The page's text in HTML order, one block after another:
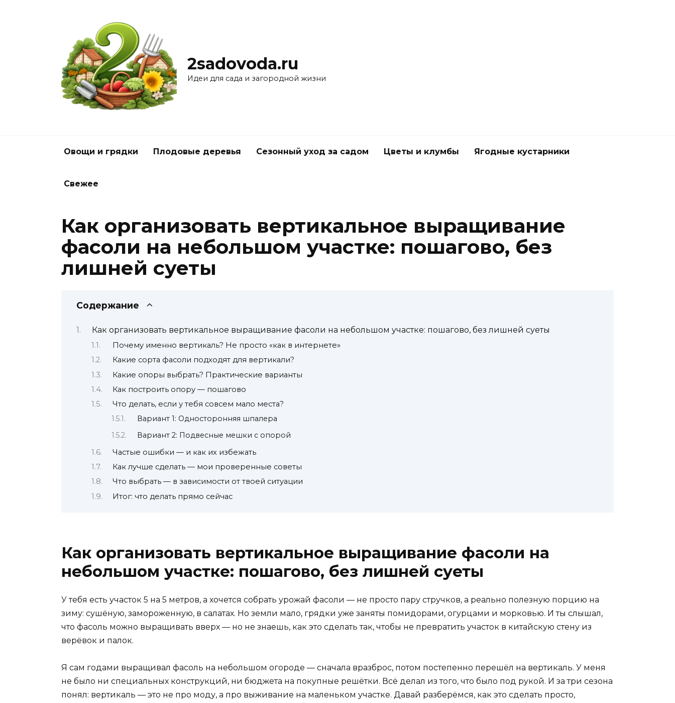
2sadovoda.ru
Идеи для сада и загородной жизни
Овощи и грядки Плодовые деревья Сезонный уход за садом Цветы и клумбы Ягодные кустарники
Свежее
Как организовать вертикальное выращивание
фасоли на небольшом участке: пошагово, без
лишней суеты
Содержание
Как организовать вертикальное выращивание фасоли на небольшом участке: пошагово, без лишней суеты
Почему именно вертикаль? Не просто «как в интернете»
Какие сорта фасоли подходят для вертикали?
Какие опоры выбрать? Практические варианты
Как построить опору — пошагово
Что делать, если у тебя совсем мало места?
Вариант 1: Односторонняя шпалера
Вариант 2: Подвесные мешки с опорой
Частые ошибки — и как их избежать
Как лучше сделать — мои проверенные советы
Что выбрать — в зависимости от твоей ситуации
Итог: что делать прямо сейчас
Как организовать вертикальное выращивание фасоли на
небольшом участке: пошагово, без лишней суеты
У тебя есть участок 5 на 5 метров, а хочется собрать урожай фасоли — не просто пару стручков, а реально полезную порцию на
зиму: сушёную, замороженную, в салатах. Но земли мало, грядки уже заняты помидорами, огурцами и морковью. И ты слышал,
что фасоль можно выращивать вверх — но не знаешь, как это сделать так, чтобы не превратить участок в китайскую стену из
верёвок и палок.
Я сам годами выращивал фасоль на небольшом огороде — сначала вразброс, потом постепенно перешёл на вертикаль. У меня
не было ни специальных конструкций, ни бюджета на покупные решётки. Всё делал из того, что было под рукой. И за три сезона
понял: вертикаль — это не про моду, а про выживание на маленьком участке. Давай разберёмся, как это сделать просто,